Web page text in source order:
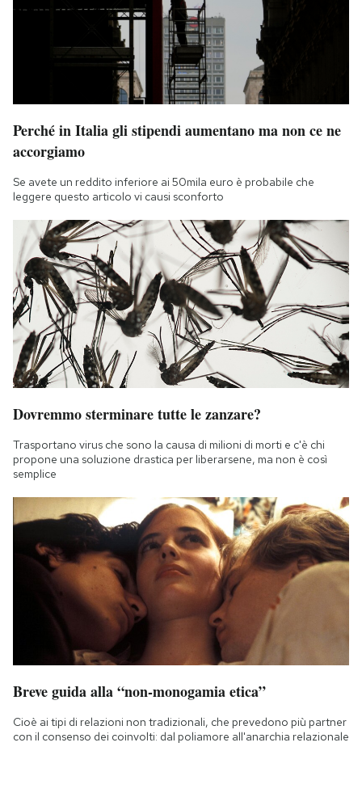
Perché in Italia gli stipendi aumentano ma non ce ne
accorgiamo
Se avete un reddito inferiore ai 50mila euro è probabile che
leggere questo articolo vi causi sconforto
Dovremmo sterminare tutte le zanzare?
Trasportano virus che sono la causa di milioni di morti e c'è chi
propone una soluzione drastica per liberarsene, ma non è così
semplice
Breve guida alla “non-monogamia etica”
Cioè ai tipi di relazioni non tradizionali, che prevedono più partner
con il consenso dei coinvolti: dal poliamore all'anarchia relazionale